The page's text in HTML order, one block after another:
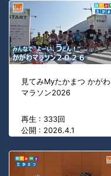
見てみMyたかまつ かがわ
マラソン2026
再生 : 333回
公開 : 2026.4.1